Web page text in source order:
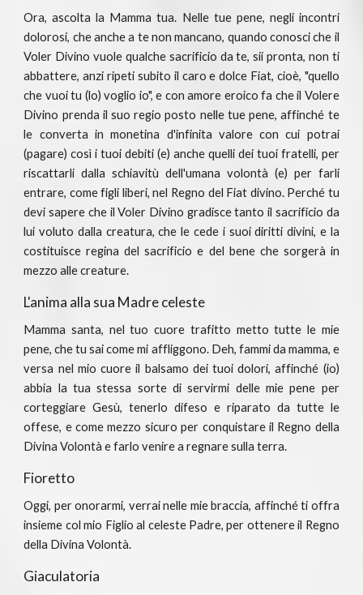
Ora, ascolta la Mamma tua. Nelle tue pene, negli incontri
dolorosi, che anche a te non mancano, quando conosci che il
Voler Divino vuole qualche sacrificio da te, sii pronta, non ti
abbattere, anzi ripeti subito il caro e dolce Fiat, cioè, "quello
che vuoi tu (lo) voglio io", e con amore eroico fa che il Volere
Divino prenda il suo regio posto nelle tue pene, affinché te
le converta in monetina d'infinita valore con cui potrai
(pagare) così i tuoi debiti (e) anche quelli dei tuoi fratelli, per
riscattarli dalla schiavitù dell'umana volontà (e) per farli
entrare, come figli liberi, nel Regno del Fiat divino. Perché tu
devi sapere che il Voler Divino gradisce tanto il sacrificio da
lui voluto dalla creatura, che le cede i suoi diritti divini, e la
costituisce regina del sacrificio e del bene che sorgerà in
mezzo alle creature.
L'anima alla sua Madre celeste
Mamma santa, nel tuo cuore trafitto metto tutte le mie
pene, che tu sai come mi affliggono. Deh, fammi da mamma, e
versa nel mio cuore il balsamo dei tuoi dolori, affinché (io)
abbia la tua stessa sorte di servirmi delle mie pene per
corteggiare Gesù, tenerlo difeso e riparato da tutte le
offese, e come mezzo sicuro per conquistare il Regno della
Divina Volontà e farlo venire a regnare sulla terra.
Fioretto
Oggi, per onorarmi, verrai nelle mie braccia, affinché ti offra
insieme col mio Figlio al celeste Padre, per ottenere il Regno
della Divina Volontà.
Giaculatoria